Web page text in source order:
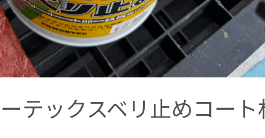
テックスベリ止めコート